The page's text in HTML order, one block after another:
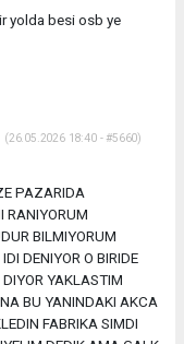
yolda besi osb ye
(26.05.2026 18:40 - #5660)
PAZARIDA
RANIYORUM
BILMIYORUM
DENIYOR O BIRIDE
YAKLASTIM
BU YANINDAKI AKCA
FABRIKA SIMDI